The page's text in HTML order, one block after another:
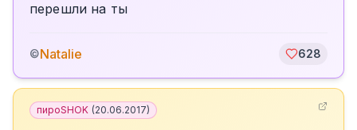
перешли на ты
©Natalie 628
пироSHOK (20.06.2017)